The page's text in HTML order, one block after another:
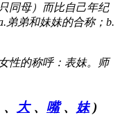
同母）而比自己年纪
弟弟和妹妹的合称；b.
性的称呼：表妹。师
、 大、 嘴、 妹)